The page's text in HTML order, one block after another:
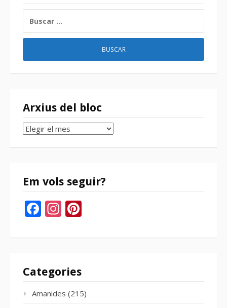
Arxius del bloc
Arxius
bloc
Em vols seguir?
Facebook
Instagram
Categories
Amanides (215)